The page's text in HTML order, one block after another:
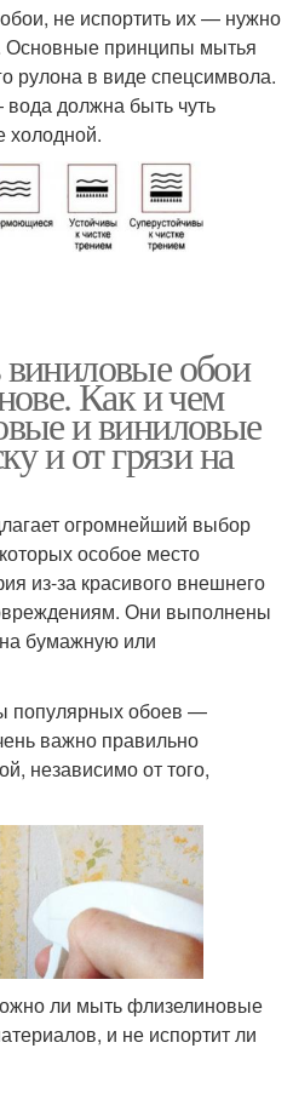
не испортить их — нужно
Основные принципы мытья
рулона в виде спецсимвола.
должна быть чуть
холодной.
обои
Как и чем
и виниловые
и от грязи на
огромнейший выбор
особое место
из-за красивого внешнего
Они выполнены
бумажную или
популярных обоев —
важно правильно
независимо от того,
ли мыть флизелиновые
и не испортит ли